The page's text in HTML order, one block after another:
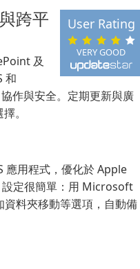
VERY GOOD
User Rating
跨平
及
和
作與安全。定期更新與廣
。
應用程式，優化於 Apple
定很簡單：用 Microsoft
料夾移動等選項，自動備